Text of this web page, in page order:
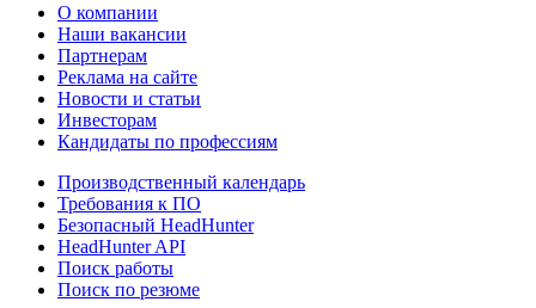
О компании
Наши вакансии
Партнерам
Реклама на сайте
Новости и статьи
Инвесторам
Кандидаты по профессиям
Производственный календарь
Требования к ПО
Безопасный HeadHunter
HeadHunter API
Поиск работы
Поиск по резюме